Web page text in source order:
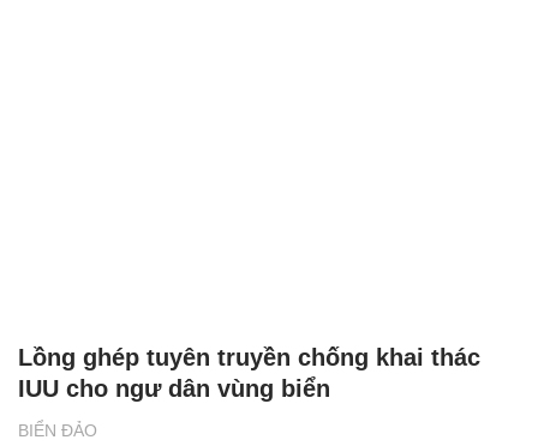
BIỂN ĐẢO
Lồng ghép tuyên truyền chống khai thác
IUU cho ngư dân vùng biển